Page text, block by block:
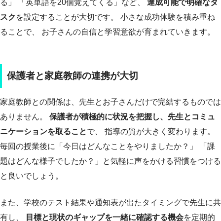
る」 「英単語を20個覚えてくる」など、 達成可能で明確なタ
スク を設定することが大切です。 小さな成功体験を積み重ね
ることで、 お子さんの自信と学習意欲が育まれていきます。
保護者と家庭教師の連携が大切
家庭教師との関係は、先生とお子さんだけで完結するものでは
ありません。 保護者が積極的に状況を把握し、先生とコミュ
ニケーションを取ることで、 指導の質が大きく変わります。
毎回の授業後に「今日はどんなことをやりましたか？」 「課
題はどんな様子でしたか？」と気軽に声をかける習慣をつける
と良いでしょう。
また、学校のテスト結果や通知表が出たタイミングで先生に共
有し、
目標と現状のギャップを一緒に確認する機会を定期的